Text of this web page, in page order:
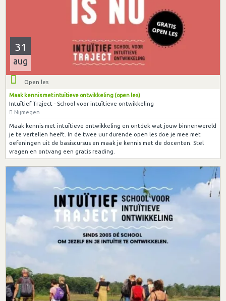
31
aug
Open les
Maak kennis met intuïtieve ontwikkeling (open les)
Intuïtief Traject - School voor intuïtieve ontwikkeling
Nijmegen
Maak kennis met intuïtieve ontwikkeling en ontdek wat jouw binnenwereld
je te vertellen heeft. In de twee uur durende open les doe je mee met
oefeningen uit de basiscursus en maak je kennis met de docenten. Stel
vragen en ontvang een gratis reading.